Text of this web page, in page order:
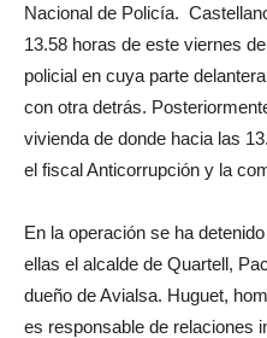
Nacional de Policía.
13.58 horas de este viernes
policial en cuya parte
con otra detrás.
vivienda de donde hacia las
el fiscal Anticorrupción y la
En la operación se ha
ellas el alcalde de Quartell,
dueño de Avialsa. Huguet,
es responsable de relaciones